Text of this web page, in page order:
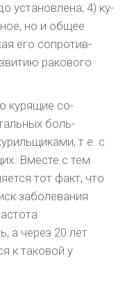
установлена; 4) ку­
но и общее
его сопротив­
ракового
курящие со­
боль­
т е. с
Вместе с тем
тот факт, что
заболевания
а через 20 лет
к тако­вой у